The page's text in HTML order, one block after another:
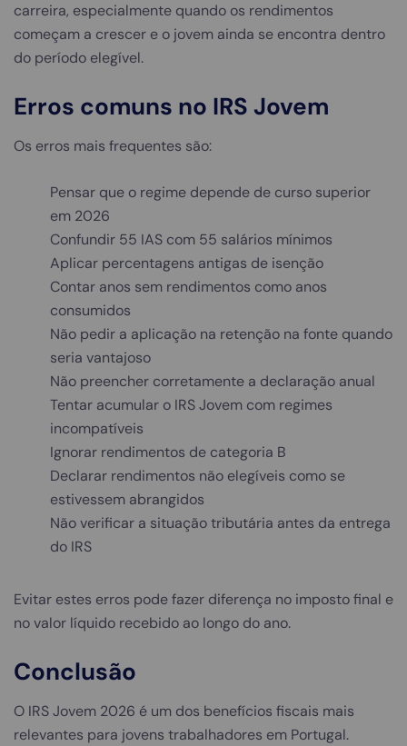
carreira, especialmente quando os rendimentos
começam a crescer e o jovem ainda se encontra dentro
do período elegível.
Erros comuns no IRS Jovem
Os erros mais frequentes são:
Pensar que o regime depende de curso superior
em 2026
Confundir 55 IAS com 55 salários mínimos
Aplicar percentagens antigas de isenção
Contar anos sem rendimentos como anos
consumidos
Não pedir a aplicação na retenção na fonte quando
seria vantajoso
Não preencher corretamente a declaração anual
Tentar acumular o IRS Jovem com regimes
incompatíveis
Ignorar rendimentos de categoria B
Declarar rendimentos não elegíveis como se
estivessem abrangidos
Não verificar a situação tributária antes da entrega
do IRS
Evitar estes erros pode fazer diferença no imposto final e
no valor líquido recebido ao longo do ano.
Conclusão
O IRS Jovem 2026 é um dos benefícios fiscais mais
relevantes para jovens trabalhadores em Portugal.